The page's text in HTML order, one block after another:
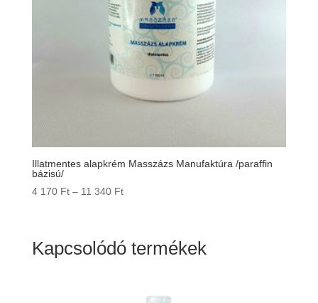
Illatmentes alapkrém Masszázs Manufaktúra /paraffin
bázisú/
4 170 Ft – 11 340 FtÁrtartomány:
-
11
Kapcsolódó termékek